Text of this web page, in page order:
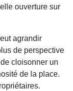
ouverture sur
agrandir
de perspective
cloisonner un
de la place.